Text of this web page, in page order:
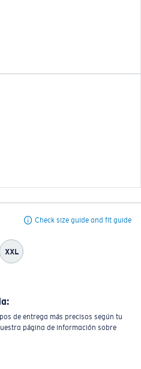
Check size guide and fit guide
XXL
de entrega más precisos según tu
página de información sobre